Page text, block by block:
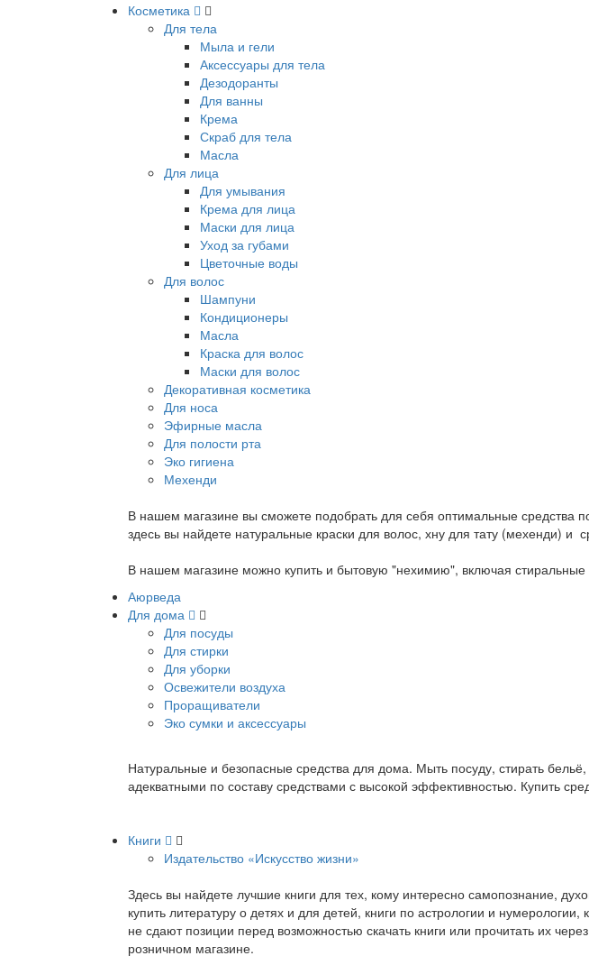
Косметика
Для тела
Мыла и гели
Аксессуары для тела
Дезодоранты
Для ванны
Крема
Скраб для тела
Масла
Для лица
Для умывания
Крема для лица
Маски для лица
Уход за губами
Цветочные воды
Для волос
Шампуни
Кондиционеры
Масла
Краска для волос
Маски для волос
Декоративная косметика
Для носа
Эфирные масла
Для полости рта
Эко гигиена
Мехенди
В нашем магазине вы сможете подобрать для себя оптимальные средства
здесь вы найдете натуральные краски для волос, хну для тату (мехенди) и
В нашем магазине можно купить и бытовую "нехимию", включая
Аюрведа
Для дома
Для посуды
Для стирки
Для уборки
Освежители воздуха
Проращиватели
Эко сумки и аксессуары
Натуральные и безопасные средства для дома. Мыть посуду, стирать
адекватными по составу средствами с высокой эффективностью. Купить
Книги
Издательство «Искусство жизни»
Здесь вы найдете лучшие книги для тех, кому интересно самопознание,
купить литературу о детях и для детей, книги по астрологии и
не сдают позиции перед возможностью скачать книги или прочитать их
розничном магазине.